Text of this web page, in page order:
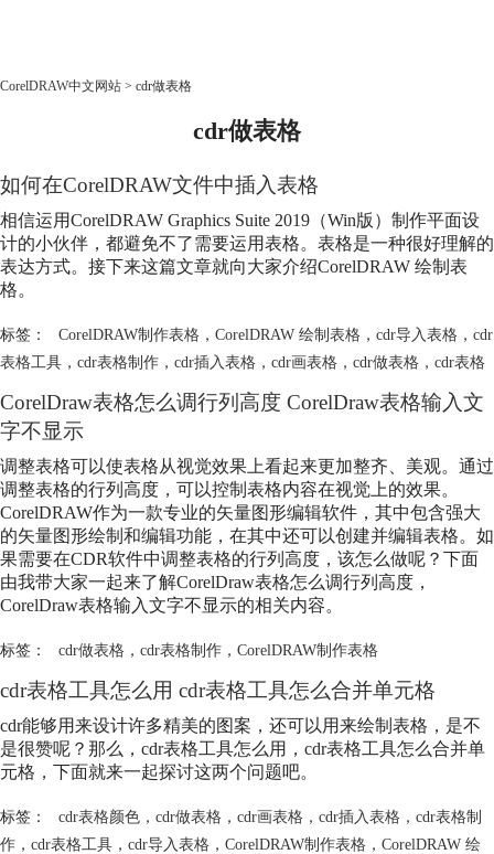
教程
下载
CorelDRAW中文网站 > cdr做表格
cdr做表格
如何在CorelDRAW文件中插入表格
相信运用CorelDRAW Graphics Suite 2019（Win版）制作平面设
计的小伙伴，都避免不了需要运用表格。表格是一种很好理解的
表达方式。接下来这篇文章就向大家介绍CorelDRAW 绘制表
格。
标签： CorelDRAW制作表格， CorelDRAW 绘制表格， cdr导入表格， cdr
表格工具 ， cdr表格制作 ， cdr插入表格 ， cdr画表格 ， cdr做表格 ， cdr表格
CorelDraw表格怎么调行列高度 CorelDraw表格输入文
字不显示
调整表格可以使表格从视觉效果上看起来更加整齐、美观。通过
调整表格的行列高度，可以控制表格内容在视觉上的效果。
CorelDRAW作为一款专业的矢量图形编辑软件，其中包含强大
的矢量图形绘制和编辑功能，在其中还可以创建并编辑表格。如
果需要在CDR软件中调整表格的行列高度，该怎么做呢？下面
由我带大家一起来了解CorelDraw表格怎么调行列高度，
CorelDraw表格输入文字不显示的相关内容。
标签： cdr做表格， cdr表格制作， CorelDRAW制作表格
cdr表格工具怎么用 cdr表格工具怎么合并单元格
cdr能够用来设计许多精美的图案，还可以用来绘制表格，是不
是很赞呢？那么，cdr表格工具怎么用，cdr表格工具怎么合并单
元格，下面就来一起探讨这两个问题吧。
标签： cdr表格颜色， cdr做表格， cdr画表格， cdr插入表格， cdr表格制
作 ， cdr表格工具 ， cdr导入表格 ， CorelDRAW制作表格 ， CorelDRAW 绘